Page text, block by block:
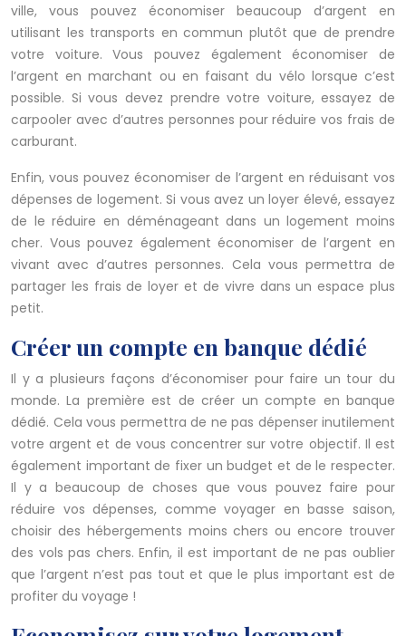
ville, vous pouvez économiser beaucoup d’argent en
utilisant les transports en commun plutôt que de prendre
votre voiture. Vous pouvez également économiser de
l’argent en marchant ou en faisant du vélo lorsque c’est
possible. Si vous devez prendre votre voiture, essayez de
carpooler avec d’autres personnes pour réduire vos frais de
carburant.
Enfin, vous pouvez économiser de l’argent en réduisant vos
dépenses de logement. Si vous avez un loyer élevé, essayez
de le réduire en déménageant dans un logement moins
cher. Vous pouvez également économiser de l’argent en
vivant avec d’autres personnes. Cela vous permettra de
partager les frais de loyer et de vivre dans un espace plus
petit.
Créer un compte en banque dédié
Il y a plusieurs façons d’économiser pour faire un tour du
monde. La première est de créer un compte en banque
dédié. Cela vous permettra de ne pas dépenser inutilement
votre argent et de vous concentrer sur votre objectif. Il est
également important de fixer un budget et de le respecter.
Il y a beaucoup de choses que vous pouvez faire pour
réduire vos dépenses, comme voyager en basse saison,
choisir des hébergements moins chers ou encore trouver
des vols pas chers. Enfin, il est important de ne pas oublier
que l’argent n’est pas tout et que le plus important est de
profiter du voyage !